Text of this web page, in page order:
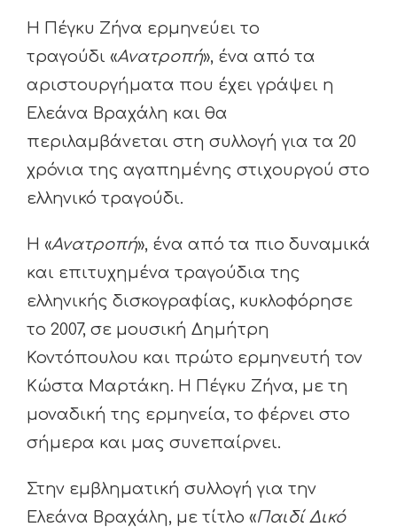
Η Πέγκυ Ζήνα ερμηνεύει το
τραγούδι «Ανατροπή», ένα από τα
αριστουργήματα που έχει γράψει η
Ελεάνα Βραχάλη και θα
περιλαμβάνεται στη συλλογή για τα 20
χρόνια της αγαπημένης στιχουργού στο
ελληνικό τραγούδι.
Η «Ανατροπή», ένα από τα πιο δυναμικά
και επιτυχημένα τραγούδια της
ελληνικής δισκογραφίας, κυκλοφόρησε
το 2007, σε μουσική Δημήτρη
Κοντόπουλου και πρώτο ερμηνευτή τον
Κώστα Μαρτάκη. Η Πέγκυ Ζήνα, με τη
μοναδική της ερμηνεία, το φέρνει στο
σήμερα και μας συνεπαίρνει.
Στην εμβληματική συλλογή για την
Ελεάνα Βραχάλη, με τίτλο «Παιδί Δικό